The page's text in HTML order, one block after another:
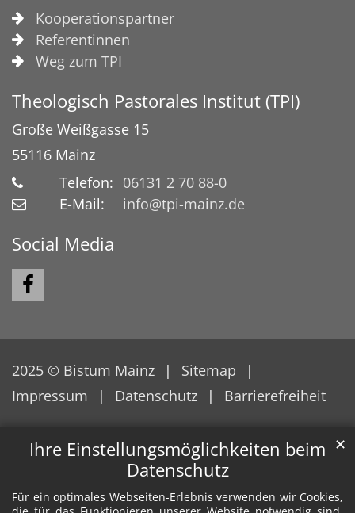
Ihre Einstellungsmöglichkeiten beim
Datenschutz
Für ein optimales Webseiten-Erlebnis verwenden wir Cookies,
✕
Kooperationspartner
Referentinnen
Weg zum TPI
Theologisch Pastorales Institut (TPI)
Große Weißgasse 15
55116 Mainz
Telefon: 06131 2 70 88-0
E-Mail:
info@tpi-mainz.de
Social Media
2025 © Bistum Mainz
Sitemap
Impressum
Datenschutz Barrierefreiheit